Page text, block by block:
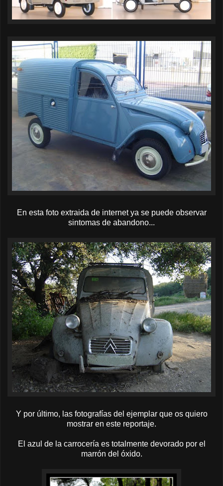
En esta foto extraida de internet ya se puede observar
sintomas de abandono...
Y por último, las fotografías del ejemplar que os quiero
mostrar en este reportaje.
El azul de la carrocería es totalmente devorado por el
marrón del óxido.